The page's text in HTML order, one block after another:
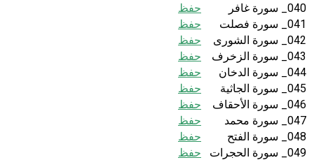
040_ سورة غافر
حفظ
041_ سورة فصلت
حفظ
042_ سورة الشورى
حفظ
043_ سورة الزخرف
حفظ
044_ سورة الدخان
حفظ
045_ سورة الجاثية
حفظ
046_ سورة الأحقاف
حفظ
047_ سورة محمد
حفظ
048_ سورة الفتح
حفظ
049_ سورة الحجرات
حفظ